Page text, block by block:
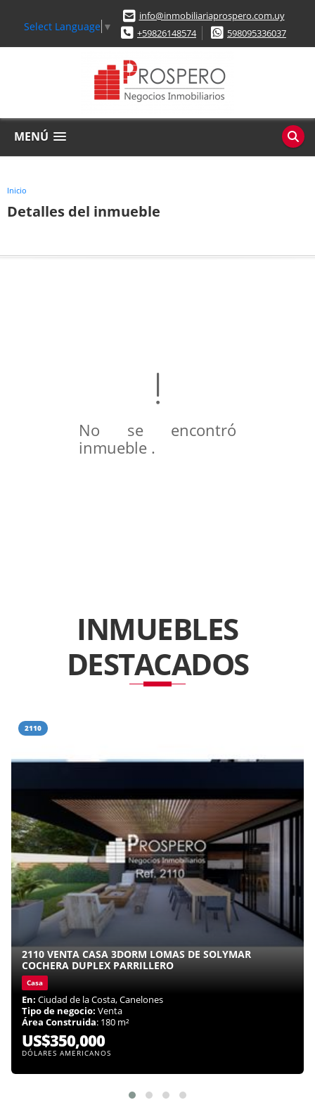
Select Language ▼
info@inmobiliariaprospero.com.uy
+59826148574
598095336037
MENÚ
Inicio
Detalles del inmueble
No se encontró
inmueble .
INMUEBLES
DESTACADOS
2110
2110 VENTA CASA 3DORM LOMAS DE SOLYMAR
COCHERA DUPLEX PARRILLERO
Casa
En: Ciudad de la Costa, Canelones
Tipo de negocio: Venta
Área Construida: 180 m²
US$350,000
DÓLARES AMERICANOS